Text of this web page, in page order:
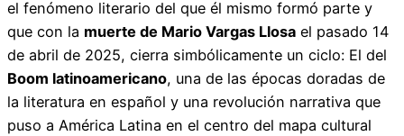
el fenómeno literario del que él mismo formó parte y
que con la muerte de Mario Vargas Llosa el pasado 14
de abril de 2025, cierra simbólicamente un ciclo: El del
Boom latinoamericano, una de las épocas doradas de
la literatura en español y una revolución narrativa que
puso a América Latina en el centro del mapa cultural